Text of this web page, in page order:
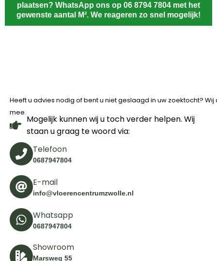
plaatsen? WhatsApp ons op 06 8794 7804 met het
gewenste aantal M². We reageren zo snel mogelijk!
Heeft u advies nodig of bent u niet geslaagd in uw zoektocht?
mee.
Mogelijk kunnen wij u toch verder helpen. Wij
staan u graag te woord via:
Telefoon
0687947804
E-mail
info@vloerencentrumzwolle.nl
Whatsapp
0687947804
Showroom
Marsweg 55